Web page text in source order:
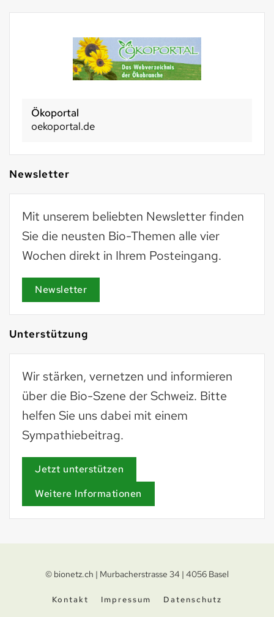
Ökoportal
oekoportal.de
Newsletter
Mit unserem beliebten Newsletter finden
Sie die neusten Bio-Themen alle vier
Wochen direkt in Ihrem Posteingang.
Newsletter
Unterstützung
Wir stärken, vernetzen und informieren
über die Bio-Szene der Schweiz. Bitte
helfen Sie uns dabei mit einem
Sympathiebeitrag.
Jetzt unterstützen
Weitere Informationen
© bionetz.ch | Murbacherstrasse 34 | 4056 Basel
Kontakt Impressum Datenschutz